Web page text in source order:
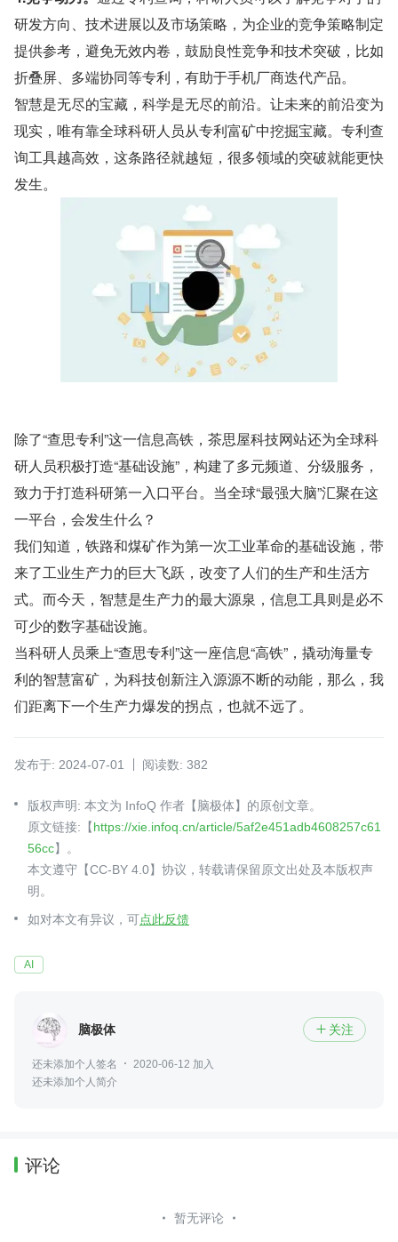
研发方向、技术进展以及市场策略，为企业的竞争策略制定
提供参考，避免无效内卷，鼓励良性竞争和技术突破，比如
折叠屏、多端协同等专利，有助于手机厂商迭代产品。
智慧是无尽的宝藏，科学是无尽的前沿。让未来的前沿变为
现实，唯有靠全球科研人员从专利富矿中挖掘宝藏。专利查
询工具越高效，这条路径就越短，很多领域的突破就能更快
发生。
除了“查思专利”这一信息高铁，茶思屋科技网站还为全球科
研人员积极打造“基础设施”，构建了多元频道、分级服务，
致力于打造科研第一入口平台。当全球“最强大脑”汇聚在这
一平台，会发生什么？
我们知道，铁路和煤矿作为第一次工业革命的基础设施，带
来了工业生产力的巨大飞跃，改变了人们的生产和生活方
式。而今天，智慧是生产力的最大源泉，信息工具则是必不
可少的数字基础设施。
当科研人员乘上“查思专利”这一座信息“高铁”，撬动海量专
利的智慧富矿，为科技创新注入源源不断的动能，那么，我
们距离下一个生产力爆发的拐点，也就不远了。
发布于: 2024-07-01 阅读数: 382
版权声明: 本文为 InfoQ 作者【脑极体】的原创文章。
原文链接:【https://xie.infoq.cn/article/5af2e451adb4608257c61
56cc】。
本文遵守【CC-BY 4.0】协议，转载请保留原文出处及本版权声
明。
如对本文有异议，可点此反馈
AI
脑极体  关注
还未添加个人签名
2020-06-12 加入
还未添加个人简介
评论
暂无评论